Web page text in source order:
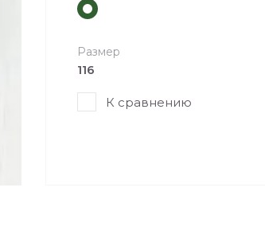
Размер
116
К сравнению